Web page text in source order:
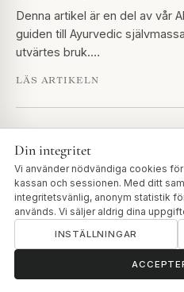
Denna artikel är en del av vår
guiden till Ayurvedic
utvärtes bruk.…
LÄS ARTIKELN
Abhyanga-fördelar: Vad
och varför det
Denna artikel är en del av vår
guiden till Ayurvedic
Hridayam, en av de…
Din integritet
Vi använder nödvändiga cookies
kassan och sessionen. Med ditt
integritetsvänlig, anonym statistik
används. Vi säljer aldrig dina
INSTÄLLNINGAR